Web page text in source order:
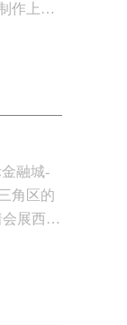
作上了
伴关
融城-
角区的
展西路
定了基